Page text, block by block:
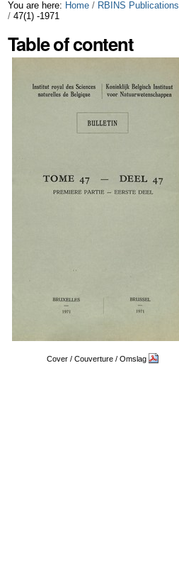
Skip
to
content.
Skip
Personal
tools
You are here: Home / RBINS Publications
/ 47(1) -1971
Table of content
Cover / Couverture / Omslag